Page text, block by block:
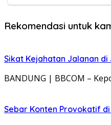
Rekomendasi untuk
Sikat Kejahatan Jalanan di
BANDUNG | BBCOM –
Sebar Konten Provokatif